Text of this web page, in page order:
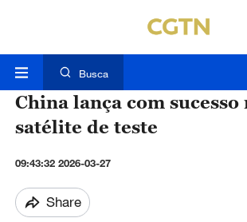
Busca
China lança com sucesso
satélite de teste
09:43:32 2026-03-27
Share